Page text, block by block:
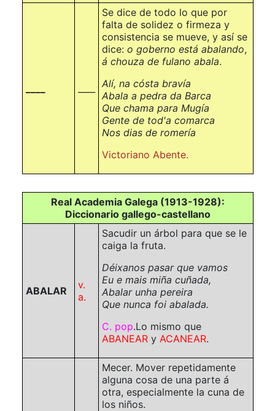
Se dice de todo lo que por
falta de solidez o firmeza y
consistencia se mueve, y así se
dice: o goberno está abalando,
á chouza de fulano abala.
Alí, na cósta bravía
Abala a pedra da Barca
Que chama para Mugía
Gente de tod'a comarca
Nos dias de romería
Victoriano Abente.
Real Academia Galega (1913-1928):
Diccionario gallego-castellano
ABALAR
v.
a.
Sacudir un árbol para que se le
caiga la fruta.
Déixanos pasar que vamos
Eu e mais miña cuñada,
Abalar unha pereira
Que nunca foi abalada.
C. pop.Lo mismo que
ABANEAR y ACANEAR.
Mecer. Mover repetidamente
alguna cosa de una parte á
otra, especialmente la cuna de
los niños.